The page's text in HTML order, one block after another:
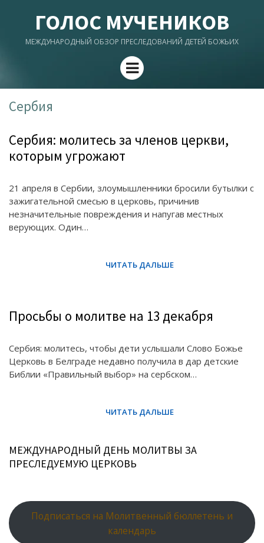
ГОЛОС МУЧЕНИКОВ
МЕЖДУНАРОДНЫЙ ОБЗОР ПРЕСЛЕДОВАНИЙ ДЕТЕЙ БОЖЬИХ
Menu
Сербия
Сербия: молитесь за членов церкви,
которым угрожают
21 апреля в Сербии, злоумышленники бросили бутылки с
зажигательной смесью в церковь, причинив
незначительные повреждения и напугав местных
верующих. Один…
Просьбы о молитве на 13 декабря
Сербия: молитесь, чтобы дети услышали Слово Божье
Церковь в Белграде недавно получила в дар детские
Библии «Правильный выбор» на сербском…
МЕЖДУНАРОДНЫЙ ДЕНЬ МОЛИТВЫ ЗА
ПРЕСЛЕДУЕМУЮ ЦЕРКОВЬ
Подписаться на Молитвенный бюллетень и
календарь